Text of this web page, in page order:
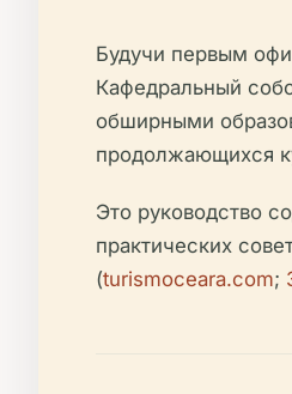
Будучи первым
Кафедральный
обширными
продолжающихся
Это руководство
практических
(turismoceara.com;